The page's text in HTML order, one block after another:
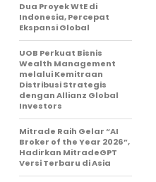
Dua Proyek WtE di
Indonesia, Percepat
Ekspansi Global
UOB Perkuat Bisnis
Wealth Management
melalui Kemitraan
Distribusi Strategis
dengan Allianz Global
Investors
Mitrade Raih Gelar “AI
Broker of the Year 2026”,
Hadirkan MitradeGPT
Versi Terbaru di Asia